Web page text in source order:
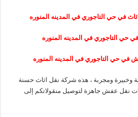
في حي التاجوري في المدينه المنوره
حي التاجوري في المدينه المنوره
في حي التاجوري في المدينه المنوره
ومجربة ، هذه شركة نقل اثاث حسنة
نقل عفش جاهزة لتوصيل منقولاتكم إلى